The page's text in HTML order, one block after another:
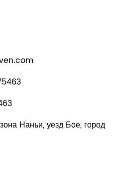
Наньи, уезд Бое, город